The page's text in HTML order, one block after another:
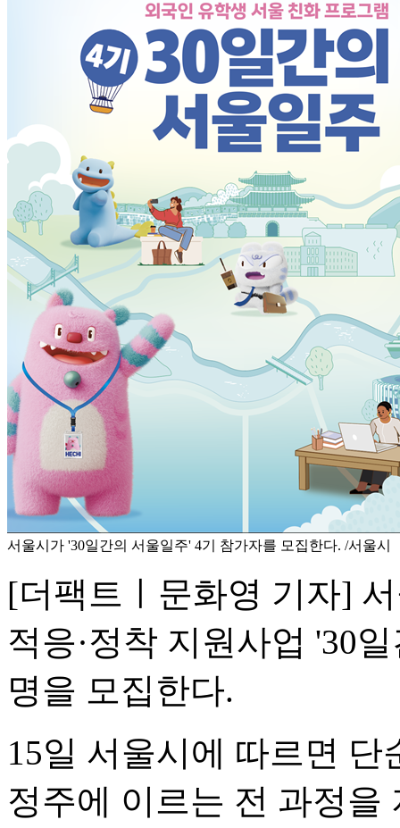
서울시가 '30일간의 서울일주' 4기 참가자를 모집한다. /서울시
[더팩트ㅣ문화영 기자]
적응·정착 지원사업 '30
명을 모집한다.
15일 서울시에 따르면
정주에 이르는 전 과정을